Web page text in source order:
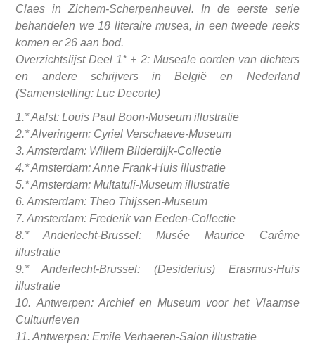
Claes in Zichem-Scherpenheuvel. In de eerste serie
behandelen we 18 literaire musea, in een tweede reeks
komen er 26 aan bod.
Overzichtslijst Deel 1* + 2: Museale oorden van dichters
en andere schrijvers in België en Nederland
(Samenstelling: Luc Decorte)
1.* Aalst: Louis Paul Boon-Museum illustratie
2.* Alveringem: Cyriel Verschaeve-Museum
3. Amsterdam: Willem Bilderdijk-Collectie
4.* Amsterdam: Anne Frank-Huis illustratie
5.* Amsterdam: Multatuli-Museum illustratie
6. Amsterdam: Theo Thijssen-Museum
7. Amsterdam: Frederik van Eeden-Collectie
8.* Anderlecht-Brussel: Musée Maurice Carême
illustratie
9.* Anderlecht-Brussel: (Desiderius) Erasmus-Huis
illustratie
10. Antwerpen: Archief en Museum voor het Vlaamse
Cultuurleven
11. Antwerpen: Emile Verhaeren-Salon illustratie